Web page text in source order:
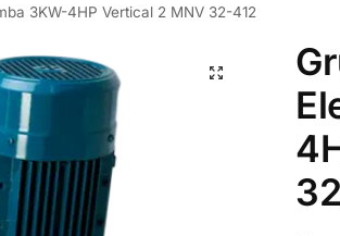
3KW-4HP Vertical 2 MNV 32-412